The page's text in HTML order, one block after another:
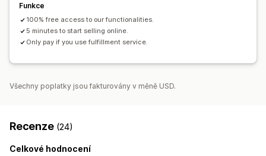
Funkce
100% free access to our functionalities.
5 minutes to start selling online.
Only pay if you use fulfillment service.
Všechny poplatky jsou fakturovány v měně USD.
Recenze (24)
Celkové hodnocení